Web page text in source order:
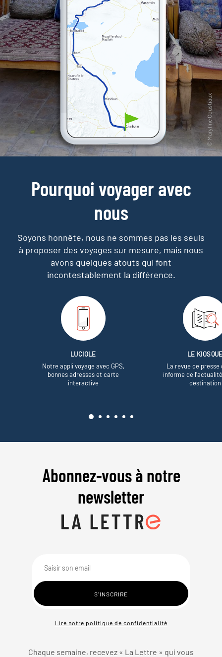
Pourquoi voyager avec
nous
Soyons honnête, nous ne sommes pas les seuls
à proposer des voyages sur mesure, mais nous
avons quelques atouts qui font
incontestablement la différence.
LUCIOLE
Notre appli voyage avec GPS,
bonnes adresses et carte
interactive
LE
La revue de presse
informe de
destination
Abonnez-vous à notre
newsletter
Lire notre politique de confidentialité
Chaque semaine, recevez « La Lettre » qui vous